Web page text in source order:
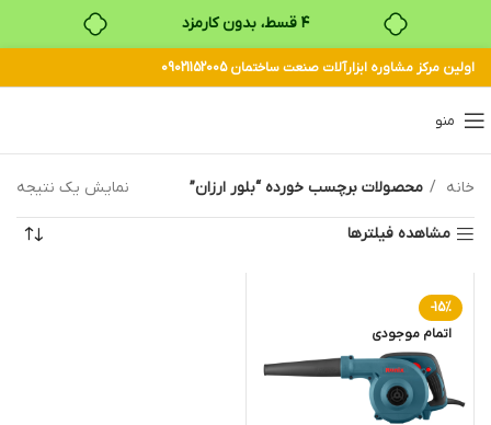
۴ قسط، بدون کارمزد
بدون ضامن، بدون سود
اولین مرکز مشاوره ابزارآلات صنعت ساختمان 09021152005
منو
خانه محصولات برچسب خورده “بلور ارزان” نمایش یک نتیجه
مشاهده فیلترها
-15%
اتمام موجودی